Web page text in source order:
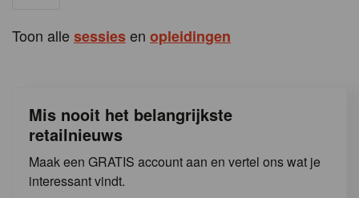
Toon allesessiesen opleidingen
Mis nooit het belangrijkste
retailnieuws
Maak een GRATIS account aan en vertel ons wat je
interessant vindt.